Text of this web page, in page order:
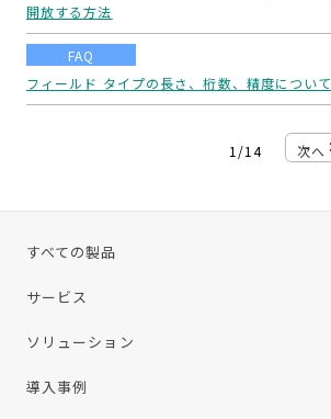
開放する方法
FAQ
フィールド タイプの長さ、桁数、精度について
1 /14 次へ
すべての製品
サービス
ソリューション
導入事例